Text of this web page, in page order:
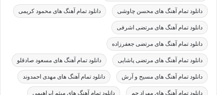
دانلود تمام آهنگ های محسن چاوشی دانلود تمام آهنگ های محمود کریمی
دانلود تمام آهنگ های مرتضی اشرفی
دانلود تمام آهنگ های مرتضی جعفرزاده
دانلود تمام آهنگ های مرتضی پاشایی دانلود تمام آهنگ های مسعود صادقلو
دانلود تمام آهنگ های مسیح و آرش دانلود تمام آهنگ های مهدی احمدوند
دانلود تمام آهنگ های مهراد جم دانلود تمام آهنگ های میثم ابراهیمی